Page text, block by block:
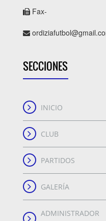
Fax-
SECCIONES
INICIO
CLUB
PARTIDOS
GALERÍA
ADMINISTRADOR